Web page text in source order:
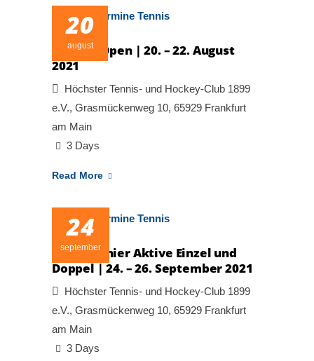
20
august
7. HTHC Open | 20. – 22. August
2021
Höchster Tennis- und Hockey-Club 1899
e.V., Grasmückenweg 10, 65929 Frankfurt
am Main
3 Days
Read More
24
september
Tagesturnier Aktive Einzel und
Doppel | 24. – 26. September 2021
Höchster Tennis- und Hockey-Club 1899
e.V., Grasmückenweg 10, 65929 Frankfurt
am Main
3 Days